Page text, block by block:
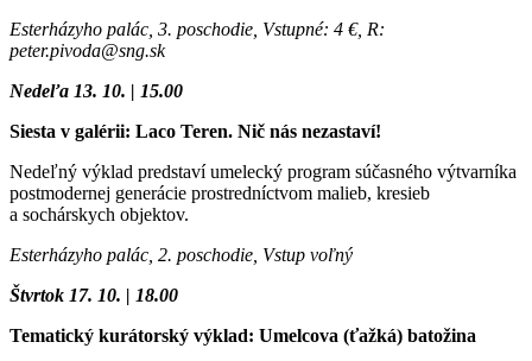
Esterházyho palác, 3. poschodie, Vstupné: 4 €, R:
peter.pivoda@sng.sk
Nedeľa 13. 10. | 15.00
Siesta v galérii: Laco Teren. Nič nás nezastaví!
Nedeľný výklad predstaví umelecký program súčasného výtvarníka
postmodernej generácie prostredníctvom malieb, kresieb
a sochárskych objektov.
Esterházyho palác, 2. poschodie, Vstup voľný
Štvrtok 17. 10. | 18.00
Tematický kurátorský výklad: Umelcova (ťažká) batožina